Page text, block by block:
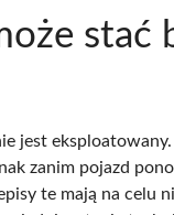
stać
jest
zanim pojazd
te mają na celu